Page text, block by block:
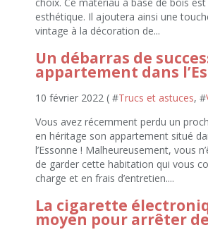
esthétique. Il ajoutera ainsi une
vintage à la décoration de...
Un débarras de
appartement dans
10 février 2022 ( #Trucs et astuces, #
Vous avez récemment perdu un
en héritage son appartement situé
l’Essonne ! Malheureusement, vous
de garder cette habitation qui vous
charge et en frais d’entretien....
La cigarette
moyen pour arrêter